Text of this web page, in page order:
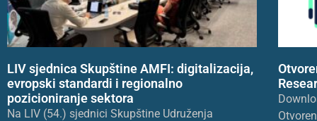
LIV sjednica Skupštine AMFI: digitalizacija,
evropski standardi i regionalno
pozicioniranje sektora
Na LIV (54.) sjednici Skupštine Udruženja